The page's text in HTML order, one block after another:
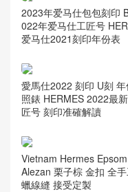
2023年爱马仕包包刻印
022年爱马仕工匠号
爱马仕2021刻印年份表
愛馬仕2022 刻印 U刻
照錶 HERMES 2022最
匠号 刻印准確解讀
Vietnam Hermes
Alezan 栗子棕 金扣 全
蠟線縫 接受定製